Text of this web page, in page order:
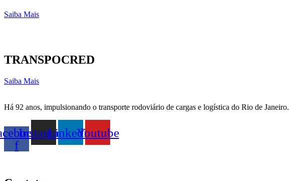
Saiba Mais
TRANSPOCRED
Saiba Mais
Há 92 anos, impulsionando o transporte rodoviário de cargas e logística do Rio de Janeiro.
f
InstagramLinkedinYoutube